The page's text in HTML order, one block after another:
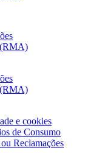
(RMA)
(RMA)
e cookies
de Consumo
Reclamações